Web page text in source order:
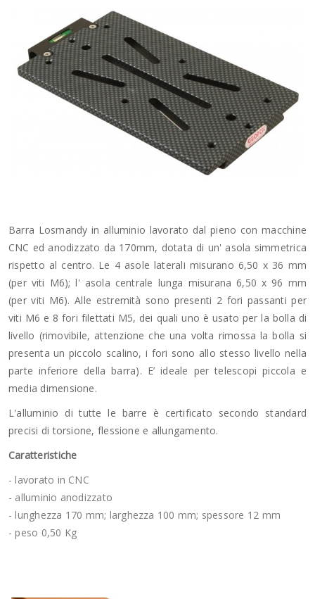
Barra Losmandy in alluminio lavorato dal pieno con macchine
CNC ed anodizzato da 170mm, dotata di un' asola simmetrica
rispetto al centro. Le 4 asole laterali misurano 6,50 x 36 mm
(per viti M6); l' asola centrale lunga misurana 6,50 x 96 mm
(per viti M6). Alle estremità sono presenti 2 fori passanti per
viti M6 e 8 fori filettati M5, dei quali uno è usato per la bolla di
livello (rimovibile, attenzione che una volta rimossa la bolla si
presenta un piccolo scalino, i fori sono allo stesso livello nella
parte inferiore della barra). E’ ideale per telescopi piccola e
media dimensione.
L'alluminio di tutte le barre è certificato secondo standard
precisi di torsione, flessione e allungamento.
Caratteristiche
- lavorato in CNC
- alluminio anodizzato
- lunghezza 170 mm; larghezza 100 mm; spessore 12 mm
- peso 0,50 Kg